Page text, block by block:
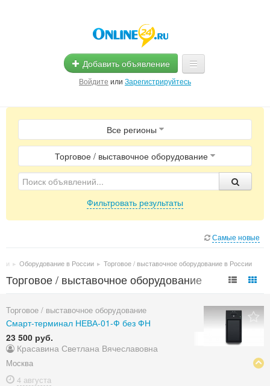
Добавить объявление
Войдите или Зарегистрируйтесь
Главная
Помощь
Услуги
Магазины
Все регионы
Торговое / выставочное оборудование
Фильтровать результаты
Самые новые
▸ Оборудование в России ▸ Торговое / выставочное оборудование в России
Торговое / выставочное оборудование
Торговое / выставочное оборудование
Смарт-терминал НЕВА-01-Ф без ФН
23 500 руб.
Красавина Светлана Вячеславовна
Москва
4 августа